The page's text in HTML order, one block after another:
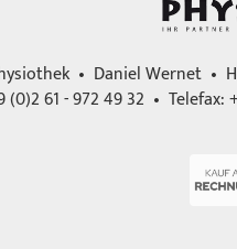
• Daniel Wernet •
(0)2 61 - 972 49 32 • Telefax: